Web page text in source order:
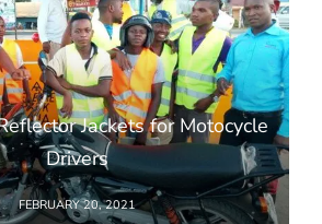
Jackets for Motocycle
Drivers
FEBRUARY 20, 2021